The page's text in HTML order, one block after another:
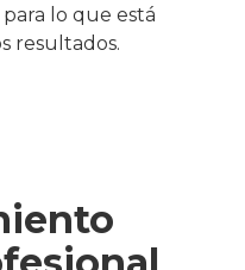
lo que está
resultados.